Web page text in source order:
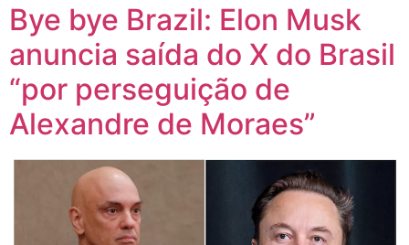
Bye bye Brazil: Elon Musk
anuncia saída do X do Brasil
“por perseguição de
Alexandre de Moraes”